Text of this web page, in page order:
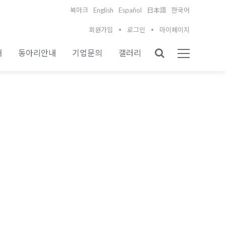
북마크 English Español 日本語 한국어
회원가입 로그인 마이페이지
동아리안내 기업문의 갤러리